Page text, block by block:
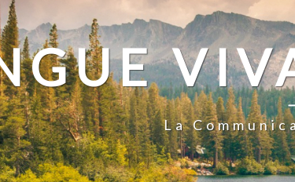
La